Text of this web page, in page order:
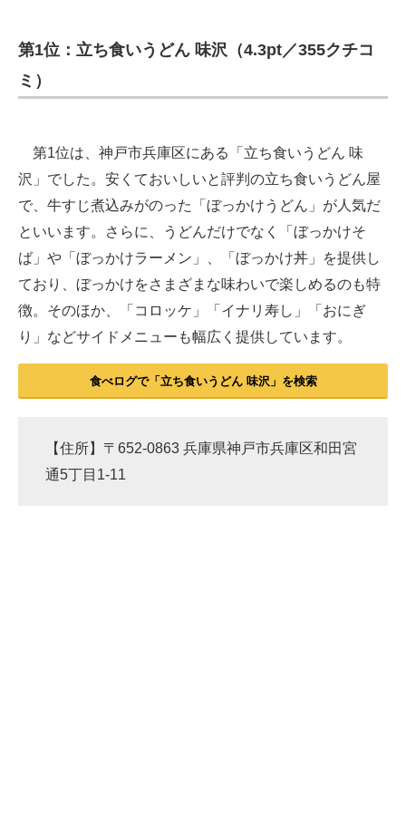
第1位：立ち食いうどん 味沢（4.3pt／355クチコ
ミ）
第1位は、神戸市兵庫区にある「立ち食いうどん 味
沢」でした。安くておいしいと評判の立ち食いうどん屋
で、牛すじ煮込みがのった「ぼっかけうどん」が人気だ
といいます。さらに、うどんだけでなく「ぼっかけそ
ば」や「ぼっかけラーメン」、「ぼっかけ丼」を提供し
ており、ぼっかけをさまざまな味わいで楽しめるのも特
徴。そのほか、「コロッケ」「イナリ寿し」「おにぎ
り」などサイドメニューも幅広く提供しています。
食べログで「立ち食いうどん 味沢」を検索
【住所】〒652-0863 兵庫県神戸市兵庫区和田宮
通5丁目1-11